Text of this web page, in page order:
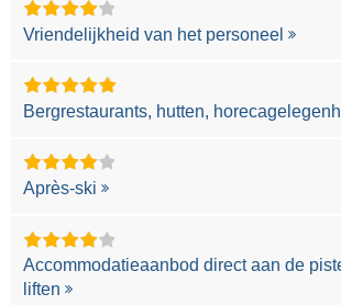
Vriendelijkheid van het personeel
Bergrestaurants, hutten,
Après-ski
Accommodatieaanbod direct aan de
liften